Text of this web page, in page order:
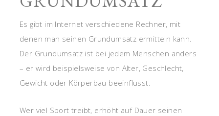
Es gibt im Internet verschiedene Rechner, mit
denen man seinen Grundumsatz ermitteln kann.
Der Grundumsatz ist bei jedem Menschen anders
– er wird beispielsweise von Alter, Geschlecht,
Gewicht oder Körperbau beeinflusst.
Wer viel Sport treibt, erhöht auf Dauer seinen